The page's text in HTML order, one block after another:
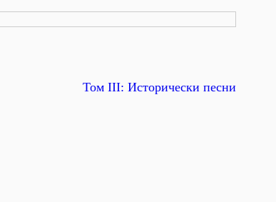
Том ІІІ: Исторически песни